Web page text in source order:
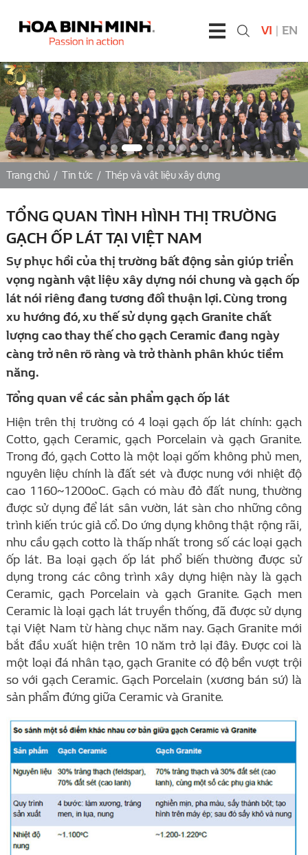
VI | EN
Trang chủ/ Tin tức/ Thép và vật liệu xây dựng
TỔNG QUAN TÌNH HÌNH THỊ TRƯỜNG
GẠCH ỐP LÁT TẠI VIỆT NAM
Sự phục hồi của thị trường bất động sản giúp triển
vọng ngành vật liệu xây dựng nói chung và gạch ốp
lát nói riêng đang tương đối thuận lợi. Cùng trong
xu hướng đó, xu thế sử dụng gạch Granite chất
lượng cao thay thế cho gạch Ceramic đang ngày
càng trở nên rõ ràng và trở thành phân khúc tiềm
năng.
Tổng quan về các sản phẩm gạch ốp lát
Hiện trên thị trường có 4 loại gạch ốp lát chính: gạch
Cotto, gạch Ceramic, gạch Porcelain và gạch Granite.
Trong đó, gạch Cotto là một loại gốm không phủ men,
nguyên liệu chính là đất sét và được nung với nhiệt độ
cao 1160~1200oC. Gạch có màu đỏ đất nung, thường
được sử dụng để lát sân vườn, lát sàn cho những công
trình kiến trúc giả cổ. Do ứng dụng không thật rộng rãi,
nhu cầu gạch cotto là thấp nhất trong số các loại gạch
ốp lát. Ba loại gạch ốp lát phổ biến thường được sử
dụng trong các công trình xây dựng hiện này là gạch
Ceramic, gạch Porcelain và gạch Granite. Gạch men
Ceramic là loại gạch lát truyền thống, đã được sử dụng
tại Việt Nam từ hàng chục năm nay. Gạch Granite mới
bắt đầu xuất hiện trên 10 năm trở lại đây. Được coi là
một loại đá nhân tạo, gạch Granite có độ bền vượt trội
so với gạch Ceramic. Gạch Porcelain (xương bán sứ) là
sản phẩm đứng giữa Ceramic và Granite.